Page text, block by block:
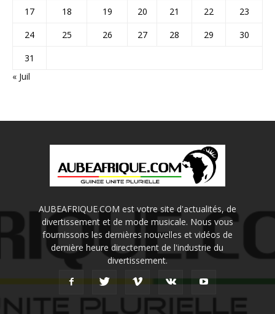
17
18 19 20 21 22
23
24
25 26 27 28 29
30
31
« Juil
AUBEAFRIQUE.COM est votre site d'actualités, de
divertissement et de mode musicale. Nous vous
fournissons les dernières nouvelles et vidéos de
dernière heure directement de l'industrie du
divertissement.